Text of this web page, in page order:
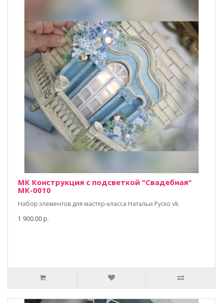
МК Конструкция с подсветкой "Свадебная"
МК-0010
Набор элементов для мастер-класса Натальи Руско vk.
1 900.00 р.